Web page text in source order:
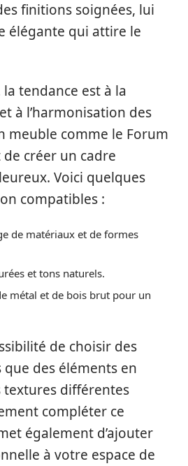
finitions soignées, lui
élégante qui attire le
la tendance est à la
à l’harmonisation des
meuble comme le Forum
de créer un cadre
Voici quelques
compatibles :
de matériaux et de formes
et tons naturels.
métal et de bois brut pour un
de choisir des
des éléments en
différentes
compléter ce
également d’ajouter
à votre espace de